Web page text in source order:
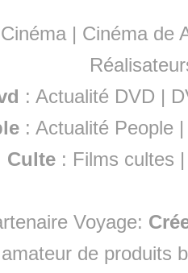
| Cinéma de
: Actualité DVD |
:Actualité People
Culte : Films cultes
Voyage:
de produits